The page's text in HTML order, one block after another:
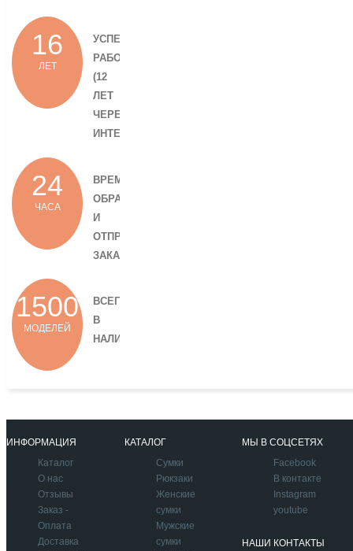
16
ЛЕТ
УСПЕШНОЙ
РАБОТЫ
(12
ЛЕТ
ЧЕРЕЗ
ИНТЕРНЕТ).
24
ЧАСА
ВРЕМЯ
ОБРАБОТКИ
И
ОТПРАВКИ
ЗАКАЗА.
1500
МОДЕЛЕЙ
ВСЕГДА
В
НАЛИЧИИ.
ИНФОРМАЦИЯ
Каталог
О нас
Отзывы
Заказ -
Оплата
Доставка
КАТАЛОГ
Сумки
Рюкзаки
Женские
сумки
Мужские
сумки
МЫ В СОЦСЕТЯХ
Facebook
В контакте
Instagram
youtube
НАШИ КОНТАКТЫ